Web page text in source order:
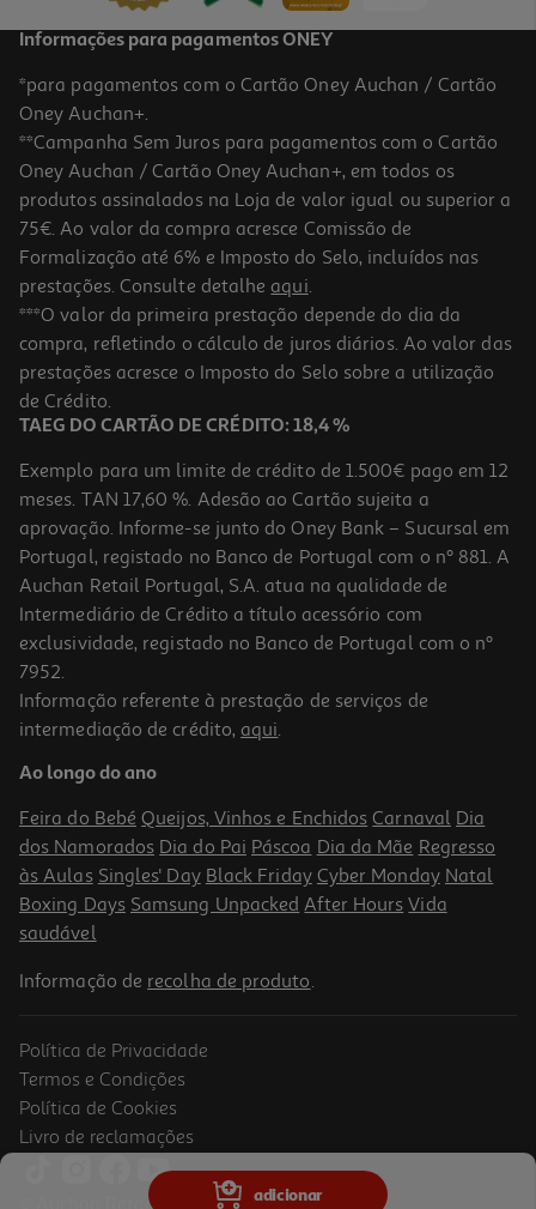
adicionar
Informações para pagamentos ONEY
*para pagamentos com o Cartão Oney Auchan / Cartão
Oney Auchan+.
**Campanha Sem Juros para pagamentos com o Cartão
Oney Auchan / Cartão Oney Auchan+, em todos os
produtos assinalados na Loja de valor igual ou superior a
75€. Ao valor da compra acresce Comissão de
Formalização até 6% e Imposto do Selo, incluídos nas
prestações. Consulte detalhe aqui.
***O valor da primeira prestação depende do dia da
compra, refletindo o cálculo de juros diários. Ao valor das
prestações acresce o Imposto do Selo sobre a utilização
de Crédito.
TAEG DO CARTÃO DE CRÉDITO: 18,4 %
Exemplo para um limite de crédito de 1.500€ pago em 12
meses. TAN 17,60 %. Adesão ao Cartão sujeita a
aprovação. Informe-se junto do Oney Bank – Sucursal em
Portugal, registado no Banco de Portugal com o nº 881. A
Auchan Retail Portugal, S.A. atua na qualidade de
Intermediário de Crédito a título acessório com
exclusividade, registado no Banco de Portugal com o nº
7952.
Informação referente à prestação de serviços de
intermediação de crédito, aqui.
Ao longo do ano
Feira do Bebé Queijos, Vinhos e Enchidos Carnaval Dia
dos Namorados Dia do Pai Páscoa Dia da Mãe Regresso
às Aulas Singles' Day Black Friday Cyber Monday Natal
Boxing Days Samsung Unpacked After Hours Vida
saudável
Informação de recolha de produto.
Política de Privacidade
Termos e Condições
Política de Cookies
Livro de reclamações
© Auchan Retail Portugal